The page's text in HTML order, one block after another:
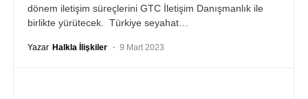
dönem iletişim süreçlerini GTC İletişim Danışmanlık ile
birlikte yürütecek. Türkiye seyahat…
Yazar Halkla İlişkiler 9 Mart 2023